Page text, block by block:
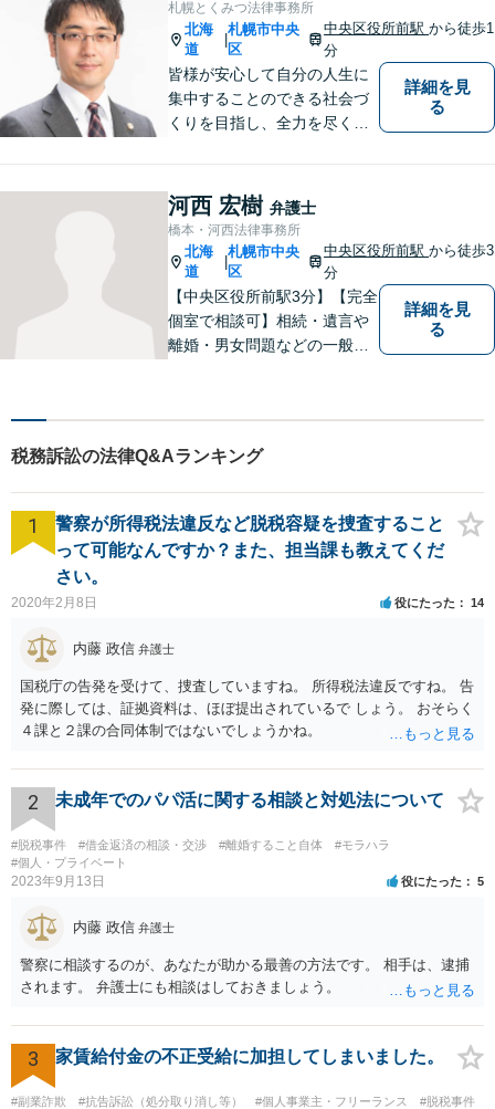
ます。【講演セミナー多数】
【西11丁目駅5分】【初回面
談無料】
札幌とくみつ法律事務所
北海
道
札幌市中央
区
中央区役所前駅から徒歩1
分
皆様が安心して自分の人生に
集中することのできる社会づ
くりを目指し、全力を尽くし
るため、最善のリーガルサー
ビスのご提供を心がけており
ます。
詳細を見
る
河西 宏樹 弁護士
橋本・河西法律事務所
北海
道
札幌市中央
区
中央区役所前駅から徒歩3
分
【中央区役所前駅3分】【完全
個室で相談可】相続・遺言や
離婚・男女問題などの一般民
ります。法律問題は、時間が
ります。お早めにご相談くだ
さい。
詳細を見
る
税務訴訟の法律Q&Aランキング
1
警察が所得税法違反など脱税容疑を捜査すること
って可能なんですか？また、担当課も教えてくだ
さい。
2020年2月8日 役にたった 14
内藤 政信 弁護士
国税庁の告発を受けて、捜査していますね。 所得税法違反ですね。 告
発に際しては、証拠資料は、ほぼ提出されているで しょう。 おそらく
４課と２課の合同体制ではないでしょうかね。
2 未成年でのパパ活に関する相談と対処法について
#脱税事件 #借金返済の相談・交渉 #離婚すること自体
#モラハラ
#個人・プライベート
2023年9月13日 役にたった 5
内藤 政信 弁護士
警察に相談するのが、あなたが助かる最善の方法です。 相手は、逮捕
されます。 弁護士にも相談はしておきましょう。
3 家賃給付金の不正受給に加担してしまいました。
#副業詐欺 #抗告訴訟（処分取り消し等） #個人事業主・フリーランス #脱税事件